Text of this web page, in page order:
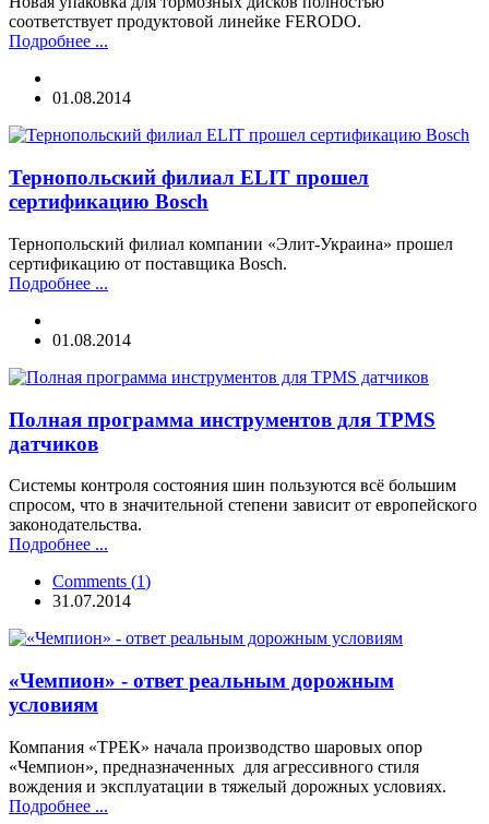
соответствует продуктовой линейке FERODO.
Подробнее ...
01.08.2014
Тернопольский филиал ELIT прошел
сертификацию Bosch
Тернопольский филиал компании «Элит-Украина» прошел
сертификацию от поставщика Bosch.
Подробнее ...
01.08.2014
Полная программа инструментов для TPMS
датчиков
Системы контроля состояния шин пользуются всё большим
спросом, что в значительной степени зависит от европейского
законодательства.
Подробнее ...
Comments (1)
31.07.2014
«Чемпион» - ответ реальным дорожным
условиям
Компания «ТРЕК» начала производство шаровых опор
«Чемпион», предназначенных для агрессивного стиля
вождения и эксплуатации в тяжелый дорожных условиях.
Подробнее ...